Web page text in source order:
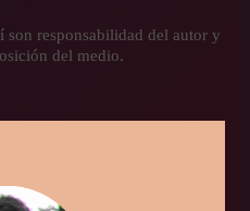
son responsabilidad del autor y
del medio.